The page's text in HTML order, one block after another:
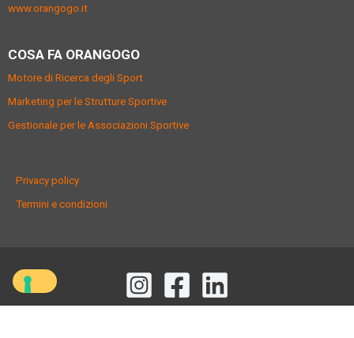
www.orangogo.it
COSA FA ORANGOGO
Motore di Ricerca degli Sport
Marketing per le Strutture Sportive
Gestionale per le Associazioni Sportive
Privacy policy
Termini e condizioni